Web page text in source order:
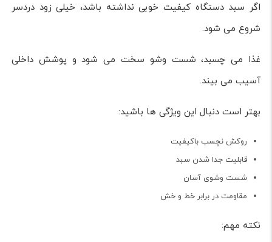
اگر سبد دستگاه کیفیت خوبی نداشته باشد، خیلی زود دردسر
شروع می شود.
غذا می چسبد، شست وشو سخت می شود و پوشش داخلی
آسیب می بیند.
بهتر است دنبال این ویژگی ها باشید:
روکش نچسب باکیفیت
قابلیت جدا شدن سبد
شست وشوی آسان
مقاومت در برابر خط و خش
نکته مهم: